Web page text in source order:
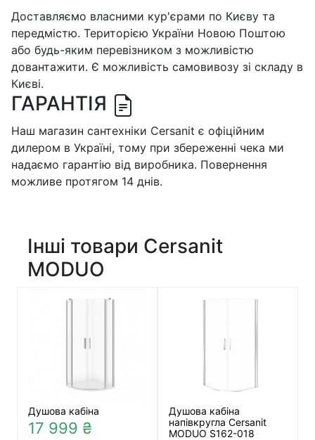
Доставляємо власними кур'єрами по Києву та
передмістю. Територією України Новою Поштою
або будь-яким перевізником з можливістю
довантажити. Є можливість самовивозу зі складу в
Києві.
ГАРАНТІЯ
Наш магазин сантехніки Cersanit є офіційним
дилером в Україні, тому при збереженні чека ми
надаємо гарантію від виробника. Повернення
можливе протягом 14 днів.
Інші товари Cersanit
MODUO
Душова кабіна
17 999 ₴
Душова кабіна
напівкругла Cersanit
MODUO S162-018